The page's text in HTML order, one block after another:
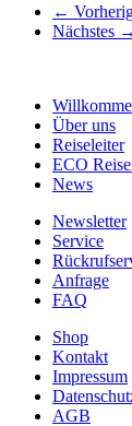
←
Nächstes →
Über uns
Reiseleiter
ECO
News
Newsletter
Service
Anfrage
FAQ
Shop
Kontakt
Impressum
AGB